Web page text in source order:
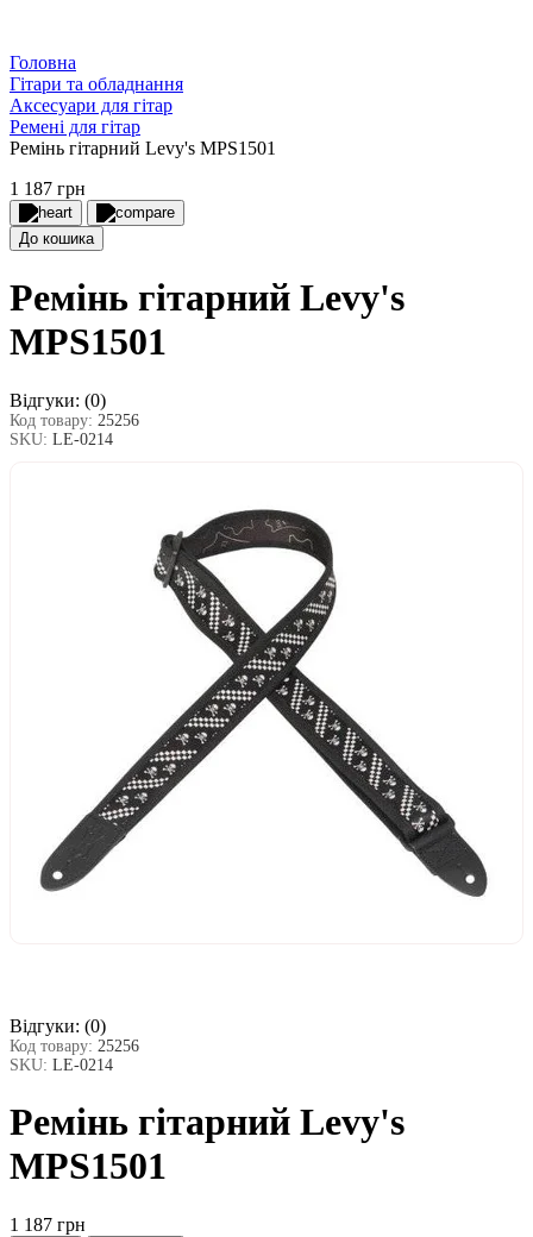
Головна
Гітари та обладнання
Аксесуари для гітар
Ремені для гітар
Ремінь гітарний Levy's MPS1501
1 187 грн
До кошика
Ремінь гітарний Levy's
MPS1501
Відгуки: (0)
Код товару: 25256
SKU: LE-0214
Відгуки: (0)
Код товару: 25256
SKU: LE-0214
Ремінь гітарний Levy's
MPS1501
1 187 грн